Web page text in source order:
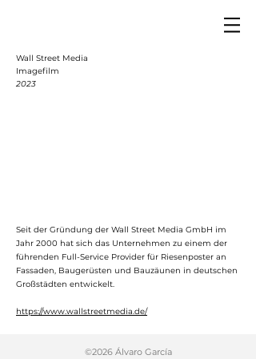
Wall Street Media
Imagefilm
2023
Seit der Gründung der Wall Street Media GmbH im
Jahr 2000 hat sich das Unternehmen zu einem der
führenden Full-Service Provider für Riesenposter an
Fassaden, Baugerüsten und Bauzäunen in deutschen
Großstädten entwickelt.
https://www.wallstreetmedia.de/
©2026 Álvaro García